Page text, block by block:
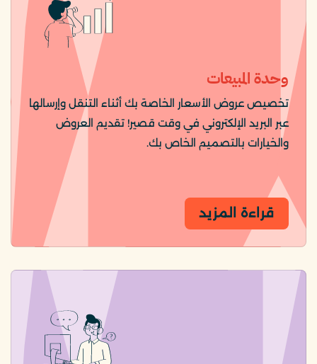
وحدة المبيعات
تخصيص عروض الأسعار الخاصة بك أثناء التنقل وإرسالها
عبر البريد الإلكتروني في وقت قصير! تقديم العروض
والخيارات بالتصميم الخاص بك.
قراءة المزيد